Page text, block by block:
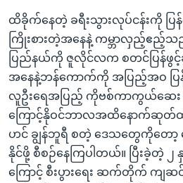
ထိခိုက်နေတဲ့ ခရီးသွားလုပ်ငန်းကို
ကြိုးစားတဲ့အနေနဲ့ ကမ္ဘာလှည့်ဧည့်သ
ပြည်နယ်ကို ဇူလိုင်လက စတင်ပြန်ဖွ
အနေနဲ့ဘန်ကောက်ကို အပြည့်အဝ ပြ
လူဦးရေအပြည့် ကိုဗစ်ကာကွယ်ဆေး
ကြောင့်နိုဝင်ဘာလအထိနောက်ဆုတ်ထာ
ဟင် ချွန်ဘူရီ စတဲ့ ဒေသတွေကိုတေ
နိုင်ဖို့ စီစဉ်နေကြပါတယ်။ ပြီးခဲ့တဲ့ ၂
ကြောင့် စီးပွားရေး ဆက်တိုက် ကျဆင်